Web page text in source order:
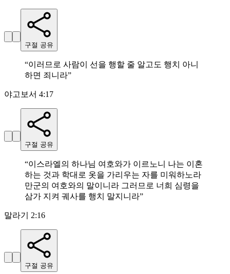
구절 공유
“이러므로 사람이 선을 행할 줄 알고도 행치 아니
하면 죄니라”
야고보서 4:17
구절 공유
“이스라엘의 하나님 여호와가 이르노니 나는 이혼
하는 것과 학대로 옷을 가리우는 자를 미워하노라
만군의 여호와의 말이니라 그러므로 너희 심령을
삼가 지켜 궤사를 행치 말지니라”
말라기 2:16
구절 공유